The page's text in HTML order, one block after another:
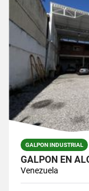
GALPON INDUSTRIAL
Venezuela